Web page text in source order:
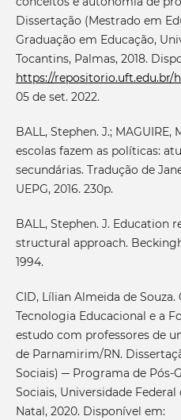
Dissertação (Mestrado em
Graduação em Educação,
Tocantins, Palmas, 2018.
https://repositorio.uft.edu.br/
05 de set. 2022.
BALL, Stephen. J.; MAGUIRE,
escolas fazem as políticas:
secundárias. Tradução de
UEPG, 2016. 230p.
BALL, Stephen. J. Education
structural approach.
1994.
CID, Lílian Almeida de
Tecnologia Educacional e a
estudo com professores de
de Parnamirim/RN.
Sociais) ─ Programa de Pós-
Sociais, Universidade
Natal, 2020. Disponível em: